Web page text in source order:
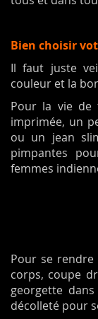
Bien choisir
Il faut juste
couleur et la
Pour la vie de
imprimée, un
ou un jean
pimpantes
femmes
Pour se
corps, coupe
georgette
décolleté pour